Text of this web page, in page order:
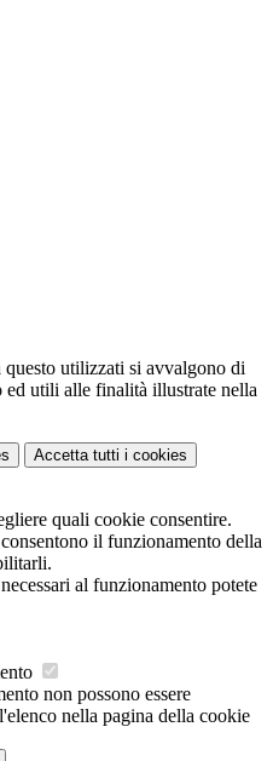
utilizzati si avvalgono di
ed utili alle finalità illustrate nella
Accetta tutti i cookies
quali cookie consentire.
il funzionamento della
al funzionamento potete
non possono essere
nella pagina della cookie